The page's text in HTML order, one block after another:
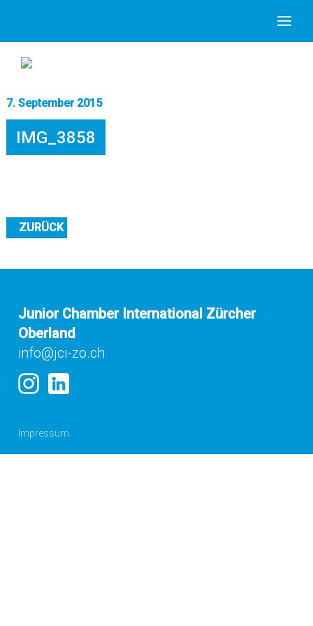
7. September 2015
IMG_3858
ZURÜCK
Junior Chamber International Zürcher
Oberland
info@jci-zo.ch
Impressum